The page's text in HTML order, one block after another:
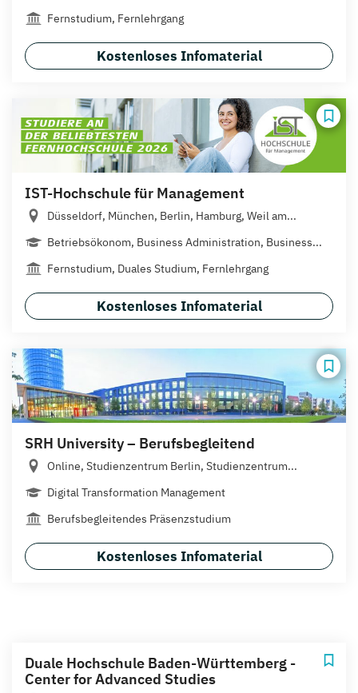
Fernstudium, Fernlehrgang
Kostenloses Infomaterial
IST-Hochschule für Management
Düsseldorf, München, Berlin, Hamburg, Weil am...
Betriebsökonom, Business Administration, Business...
Fernstudium, Duales Studium, Fernlehrgang
Kostenloses Infomaterial
SRH University – Berufsbegleitend
Online, Studienzentrum Berlin, Studienzentrum...
Digital Transformation Management
Berufsbegleitendes Präsenzstudium
Kostenloses Infomaterial
Duale Hochschule Baden-Württemberg -
Center for Advanced Studies